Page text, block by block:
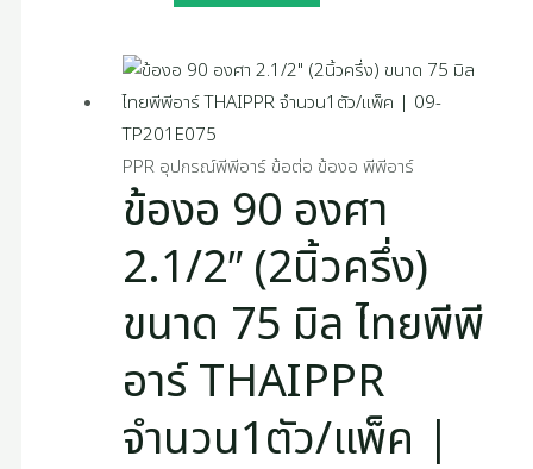
PPR อุปกรณ์พีพีอาร์ ข้อต่อ ข้องอ พีพีอาร์
ข้องอ 90 องศา
2.1/2″ (2นิ้วครึ่ง)
ขนาด 75 มิล ไทยพีพี
อาร์ THAIPPR
จำนวน1ตัว/แพ็ค |